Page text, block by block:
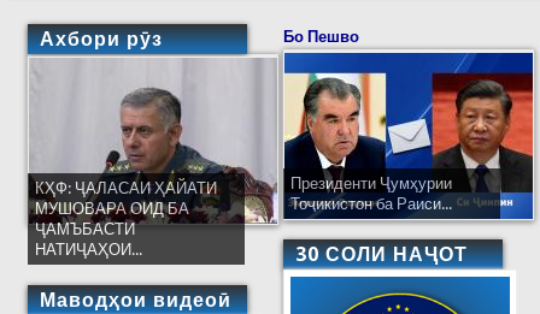
Ахбори рӯз
КҲФ: ҶАЛАСАИ ҲАЙАТИ
МУШОВАРА ОИД БА
ҶАМЪБАСТИ
НАТИҶАҲОИ...
Маводҳои видеоӣ
Бо Пешво
Президенти Ҷумҳурии
Тоҷикистон ба Раиси...
30 СОЛИ НАҶОТ